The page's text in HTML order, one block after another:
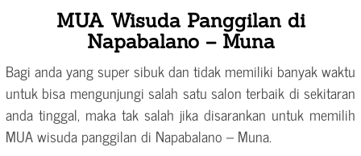
MUA Wisuda Panggilan di
Napabalano – Muna
Bagi anda yang super sibuk dan tidak memiliki banyak waktu
untuk bisa mengunjungi salah satu salon terbaik di sekitaran
anda tinggal, maka tak salah jika disarankan untuk memilih
MUA wisuda panggilan di Napabalano – Muna.